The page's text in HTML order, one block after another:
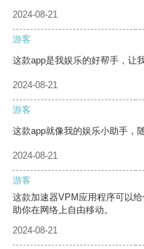
2024-08-21
游客
这款app是我娱乐的好帮手，让
2024-08-21
游客
这款app就像我的娱乐小助手，
2024-08-21
游客
这款加速器VPM应用程序可以
助你在网络上自由移动。
2024-08-21